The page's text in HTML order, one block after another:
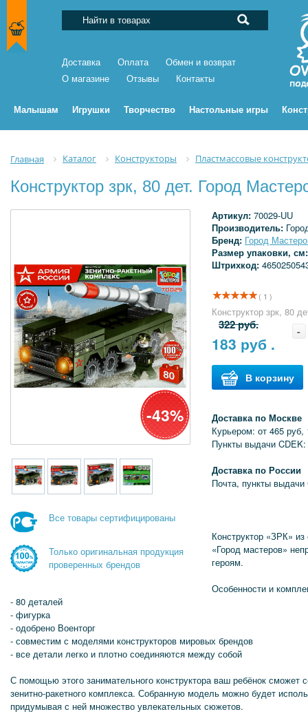
Доставка Оплата
Обмен и возврат
О магазине
Отзывы Контакты
Малышам Игрушки Творчество Настольные игры
Главная Каталог Конструкторы Пластмассовые
Конструктор зрк, 80 дет. Город
-43%
Все товары сертифицированы
Только оригинальная продукция
проверенных брендов
Артикул: 70029-UU
Производитель:
Бренд: Город
Размер упаковки,
Штрихкод:
( 1 )
Конструктор зрк, 80
322 руб.
183 руб .
-
В корзину
Доставка по Москве
Курьером: от 465 руб,
Пункты выдачи
Доставка по России
Почта, пункты выдачи
Конструктор «ЗРК»
«Город мастеров»
героям.
Особенности и
- 80 деталей
- фигурка
- одобрено Военторг
- совместим с моделями конструкторов мировых брендов
- все детали легко и плотно соединяются между собой
С помощью этого занимательного конструктора ваш ребёнок сможет
зенитно-ракетного комплекса. Собранную модель можно будет
придумывая с ней множество увлекательных сюжетов.